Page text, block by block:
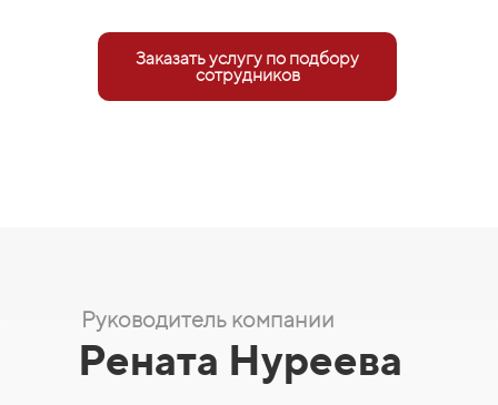
Заказать услугу по подбору
сотрудников
Рената Нуреева
Руководитель компании